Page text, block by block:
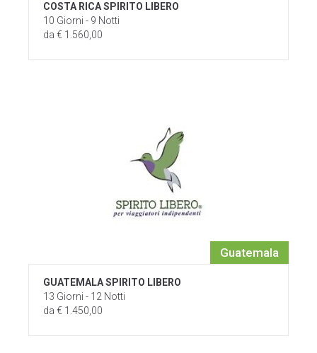
COSTA RICA SPIRITO LIBERO
10 Giorni - 9 Notti
da € 1.560,00
Guatemala
GUATEMALA SPIRITO LIBERO
13 Giorni - 12 Notti
da € 1.450,00